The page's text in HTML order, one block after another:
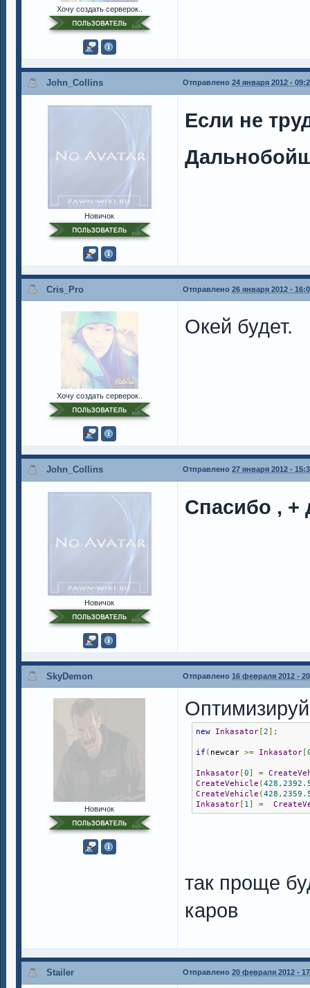
Хочу создать серверок..
John_Collins Отправлено 24 января 2012 -
Новичок
Если не
Cris_Pro Отправлено 26 января 2012 -
Хочу создать серверок..
Окей будет.
John_Collins Отправлено 27 января 2012 -
Новичок
Спасибо , +
SkyDemon Отправлено 16 февраля 2012 -
Новичок
new Inkasator 2 ];
if ( newcar >= Inkasator
Inkasator 0 =
CreateVehicle ( 428 ,
CreateVehicle ( 428 ,
Inkasator
1 =
так проще
каров
Stailer Отправлено 20 февраля 2012 -